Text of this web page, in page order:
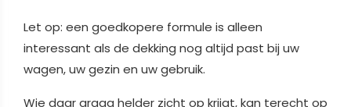
Let op: een goedkopere formule is alleen
interessant als de dekking nog altijd past bij uw
wagen, uw gezin en uw gebruik.
Wie daar graag helder zicht op krijgt, kan terecht op